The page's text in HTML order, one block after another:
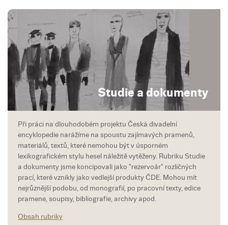
Studie a dokumenty
Při práci na dlouhodobém projektu Česká divadelní
encyklopedie narážíme na spoustu zajímavých pramenů,
materiálů, textů, které nemohou být v úsporném
lexikografickém stylu hesel náležitě vytěženy. Rubriku Studie
a dokumenty jsme koncipovali jako "rezervoár" rozličných
prací, které vznikly jako vedlejší produkty ČDE. Mohou mít
nejrůznější podobu, od monografií, po pracovní texty, edice
pramene, soupisy, bibliografie, archivy apod.
Obsah rubriky